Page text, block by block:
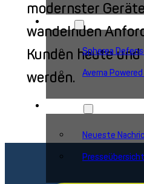
Spherea
Averna
Neueste
Presseübersicht
modernster
wandelnden
Kunden heute
werden.